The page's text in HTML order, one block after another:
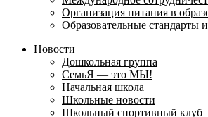
Организация питания в
Образовательные стандарты
Новости
Дошкольная группа
СемьЯ — это МЫ!
Начальная школа
Школьные новости
Школьный спортивный клуб